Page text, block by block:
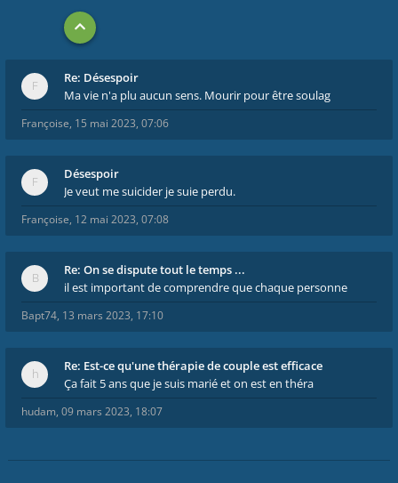
Re: Désespoir
Ma vie n'a plu aucun sens. Mourir pour être soulag
Françoise, 15 mai 2023, 07:06
Désespoir
Je veut me suicider je suie perdu.
Françoise, 12 mai 2023, 07:08
Re: On se dispute tout le temps ...
il est important de comprendre que chaque personne
Bapt74, 13 mars 2023, 17:10
Re: Est-ce qu'une thérapie de couple est efficace
Ça fait 5 ans que je suis marié et on est en théra
hudam, 09 mars 2023, 18:07